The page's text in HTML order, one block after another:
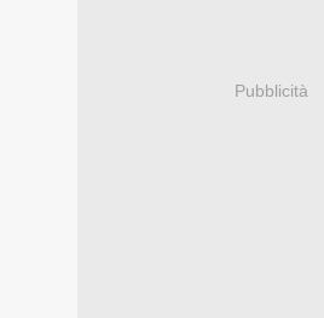
Pubblicità